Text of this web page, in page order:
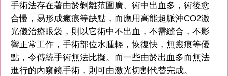
手術法存在著由於剝離范圍廣、術中出血多，術後愈
合慢，易形成瘢痕等缺點，而應用高能超脈沖CO2激
光儀治療眼袋，則以它術中不出血，不需縫合，不影
響正常工作，手術部位水腫輕，恢復快，無瘢痕等優
點，令傳統手術無法比擬。而一些由於出血多而無法
進行的內窺鏡手術，則可由激光切割代替完成。